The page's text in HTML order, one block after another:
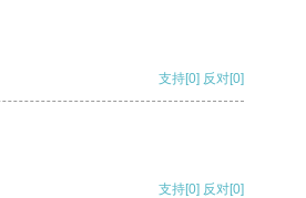
支持[0] 反对[0]
支持[0] 反对[0]